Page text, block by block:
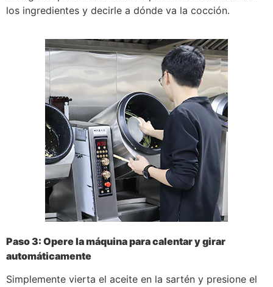
los ingredientes y decirle a dónde va la cocción.
Paso 3: Opere la máquina para calentar y girar
automáticamente
Simplemente vierta el aceite en la sartén y presione el